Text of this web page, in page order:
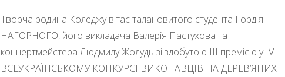
Творча родина Коледжу вітає талановитого студента Гордія
НАГОРНОГО, його викладача Валерія Пастухова та
концертмейстера Людмилу Жолудь зі здобутою ІІІ премією у IV
ВСЕУКРАЇНСЬКОМУ КОНКУРСІ ВИКОНАВЦІВ НА ДЕРЕВ’ЯНИХ